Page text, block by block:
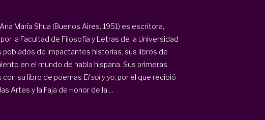
María Shua (Buenos Aires, 1951) es escritora,
la Facultad de Filosofía y Letras de la Universidad
poblados de impactantes historias, sus libros de
en el mundo de habla hispana. Sus primeras
con su libro de poemas El sol y yo, por el que recibió
Artes y la Faja de Honor de la ...